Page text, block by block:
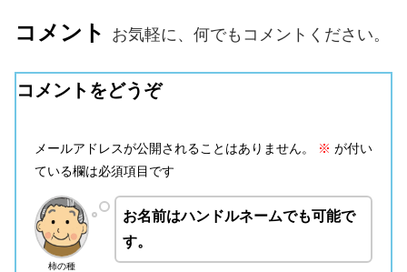
コメント お気軽に、何でもコメントください。
コメントをどうぞ
メールアドレスが公開されることはありません。 ※ が付い
ている欄は必須項目です
柿の種
お名前はハンドルネームでも可能で
す。